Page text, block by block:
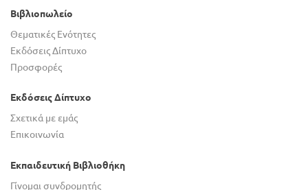
Βιβλιοπωλείο
Θεματικές Ενότητες
Εκδόσεις Δίπτυχο
Προσφορές
Εκδόσεις Δίπτυχο
Σχετικά με εμάς
Επικοινωνία
Εκπαιδευτική Βιβλιοθήκη
Γίνομαι συνδρομητής